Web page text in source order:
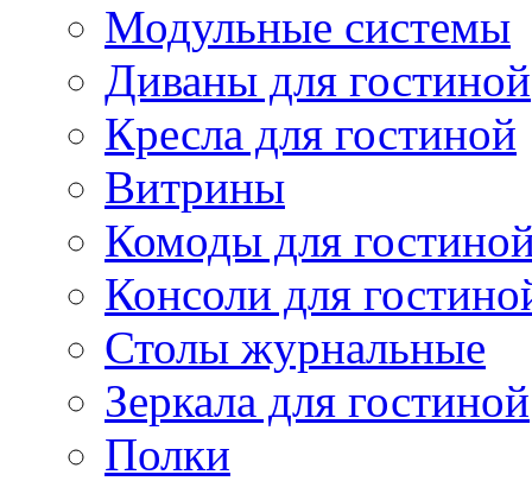
Модульные системы
Диваны для гостиной
Кресла для гостиной
Витрины
Комоды для
Консоли для
Столы журнальные
Зеркала для гостиной
Полки